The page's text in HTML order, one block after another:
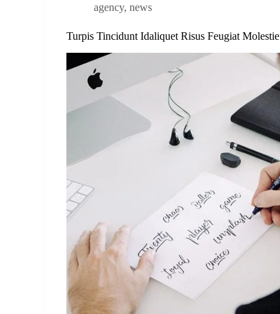
agency,news
Turpis Tincidunt Idaliquet Risus Feugiat Molestie